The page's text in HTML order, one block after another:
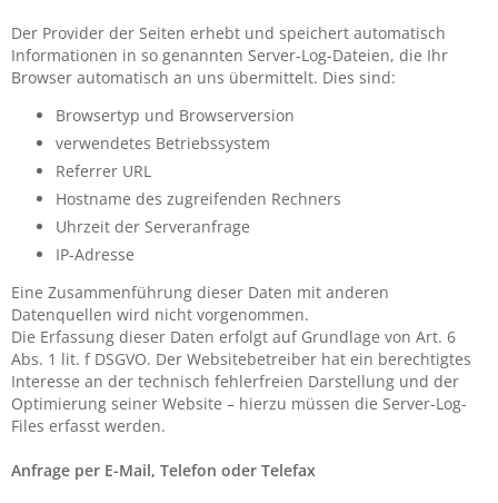
Der Provider der Seiten erhebt und speichert automatisch
Informationen in so genannten Server-Log-Dateien, die Ihr
Browser automatisch an uns übermittelt. Dies sind:
Browsertyp und Browserversion
verwendetes Betriebssystem
Referrer URL
Hostname des zugreifenden Rechners
Uhrzeit der Serveranfrage
IP-Adresse
Eine Zusammenführung dieser Daten mit anderen
Datenquellen wird nicht vorgenommen.
Die Erfassung dieser Daten erfolgt auf Grundlage von Art. 6
Abs. 1 lit. f DSGVO. Der Websitebetreiber hat ein berechtigtes
Interesse an der technisch fehlerfreien Darstellung und der
Optimierung seiner Website – hierzu müssen die Server-Log-
Files erfasst werden.
Anfrage per E-Mail, Telefon oder Telefax